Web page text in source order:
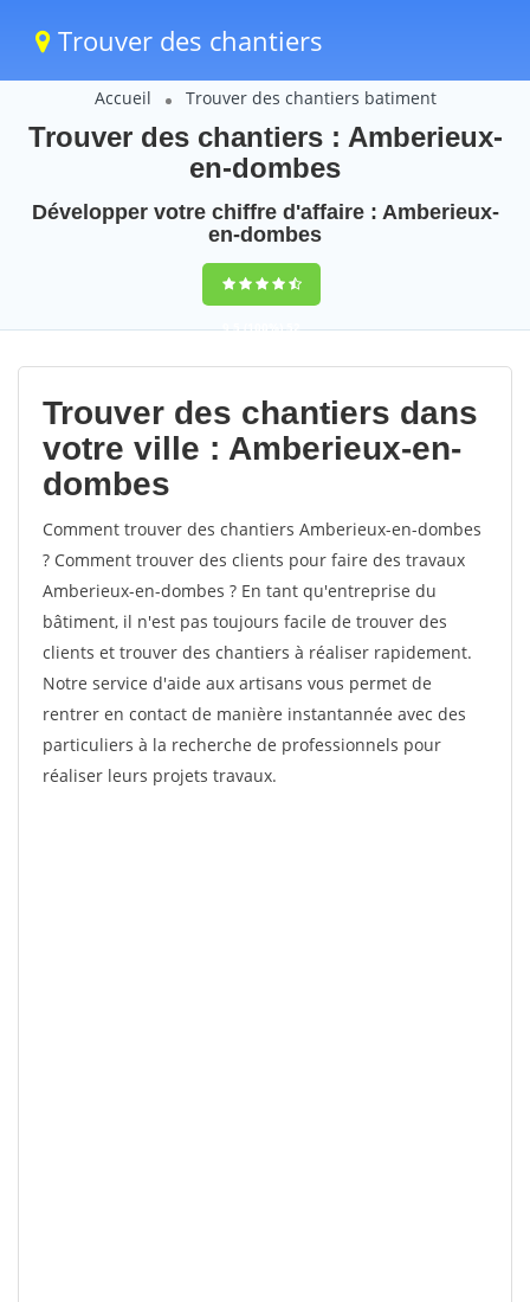
Trouver des chantiers
Accueil Trouver des chantiers batiment
Trouver des chantiers : Amberieux-
en-dombes
Développer votre chiffre d'affaire : Amberieux-
en-dombes
9,5(100%)52
votes
Trouver des chantiers dans
votre ville : Amberieux-en-
dombes
Comment trouver des chantiers Amberieux-en-dombes
? Comment trouver des clients pour faire des travaux
Amberieux-en-dombes ? En tant qu'entreprise du
bâtiment, il n'est pas toujours facile de trouver des
clients et trouver des chantiers à réaliser rapidement.
Notre service d'aide aux artisans vous permet de
rentrer en contact de manière instantannée avec des
particuliers à la recherche de professionnels pour
réaliser leurs projets travaux.